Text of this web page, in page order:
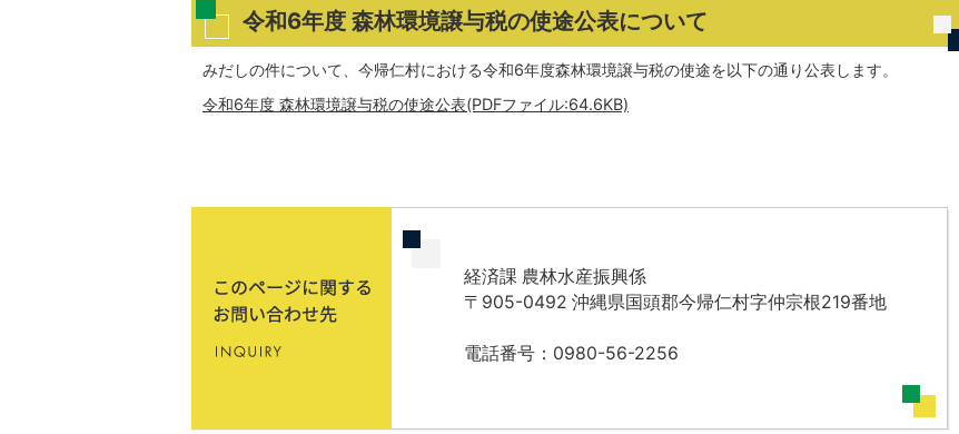
令和6年度 森林環境譲与税の使途公表について
みだしの件について、今帰仁村における令和6年度森林環境譲与税の使途を以下の通り公表します。
令和6年度 森林環境譲与税の使途公表(PDFファイル:64.6KB)
経済課 農林水産振興係
〒905-0492 沖縄県国頭郡今帰仁村字仲宗根219番地
電話番号：0980-56-2256